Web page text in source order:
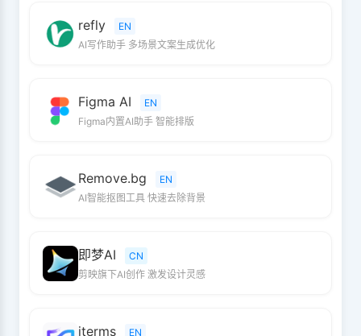
refly
EN
AI写作助手 多场景文案生成优化
Figma AI
EN
Figma内置AI助手 智能排版
Remove.bg
EN
AI智能抠图工具 快速去除背景
即梦AI
CN
剪映旗下AI创作 激发设计灵感
iterms
EN